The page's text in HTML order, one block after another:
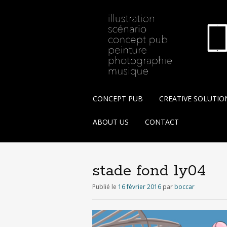
A
l
r
c
o
e
CONCEPT PUB CREATIVE
ABOUT US CONTACT
stade fond ly04
Publié le 16 février 2016 par boccar